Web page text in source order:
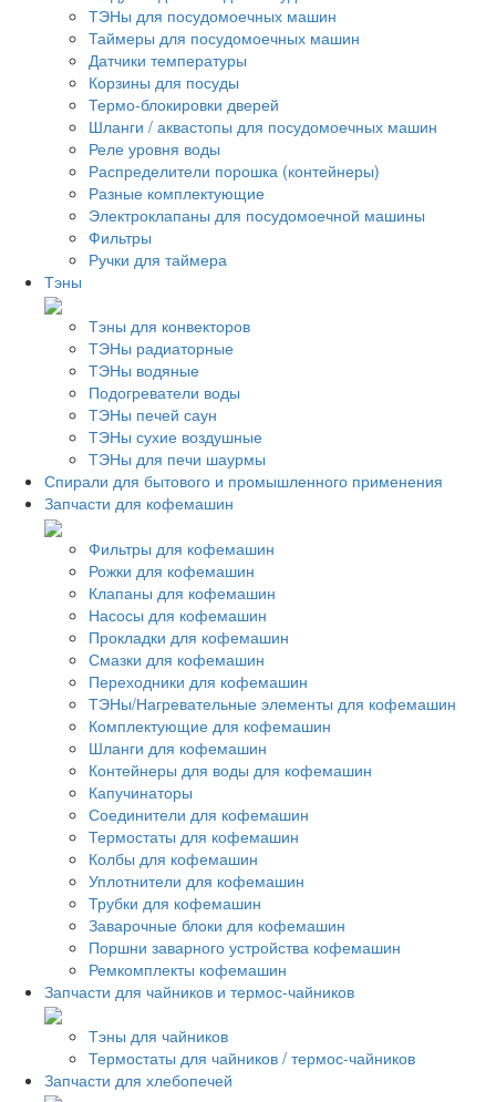
ТЭНы для посудомоечных машин
Таймеры для посудомоечных машин
Датчики температуры
Корзины для посуды
Термо-блокировки дверей
Шланги / аквастопы для посудомоечных машин
Реле уровня воды
Распределители порошка (контейнеры)
Разные комплектующие
Электроклапаны для посудомоечной машины
Фильтры
Ручки для таймера
Тэны
Тэны для конвекторов
ТЭНы радиаторные
ТЭНы водяные
Подогреватели воды
ТЭНы печей саун
ТЭНы сухие воздушные
ТЭНы для печи шаурмы
Спирали для бытового и промышленного применения
Запчасти для кофемашин
Фильтры для кофемашин
Рожки для кофемашин
Клапаны для кофемашин
Насосы для кофемашин
Прокладки для кофемашин
Смазки для кофемашин
Переходники для кофемашин
ТЭНы/Нагревательные элементы для кофемашин
Комплектующие для кофемашин
Шланги для кофемашин
Контейнеры для воды для кофемашин
Капучинаторы
Соединители для кофемашин
Термостаты для кофемашин
Колбы для кофемашин
Уплотнители для кофемашин
Трубки для кофемашин
Заварочные блоки для кофемашин
Поршни заварного устройства кофемашин
Ремкомплекты кофемашин
Запчасти для чайников и термос-чайников
Тэны для чайников
Термостаты для чайников / термос-чайников
Запчасти для хлебопечей